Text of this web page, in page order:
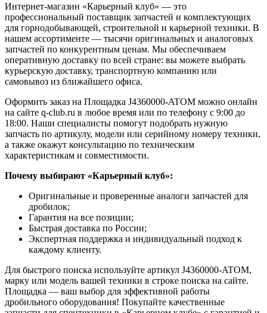
Интернет-магазин «Карьерный клуб» — это
профессиональный поставщик запчастей и комплектующих
для горнодобывающей, строительной и карьерной техники. В
нашем ассортименте — тысячи оригинальных и аналоговых
запчастей по конкурентным ценам. Мы обеспечиваем
оперативную доставку по всей стране: вы можете выбрать
курьерскую доставку, транспортную компанию или
самовывоз из ближайшего офиса.
Оформить заказ на Площадка J4360000-ATOM можно онлайн
на сайте q-club.ru в любое время или по телефону с 9:00 до
18:00. Наши специалисты помогут подобрать нужную
запчасть по артикулу, модели или серийному номеру техники,
а также окажут консультацию по техническим
характеристикам и совместимости.
Почему выбирают «Карьерный клуб»:
Оригинальные и проверенные аналоги запчастей для
дробилок;
Гарантия на все позиции;
Быстрая доставка по России;
Экспертная поддержка и индивидуальный подход к
каждому клиенту.
Для быстрого поиска используйте артикул J4360000-ATOM,
марку или модель вашей техники в строке поиска на сайте.
Площадка — ваш выбор для эффективной работы
дробильного оборудования! Покупайте качественные